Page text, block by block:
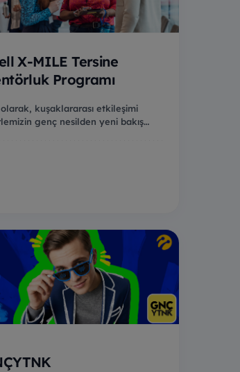
X-MILE Tersine
Programı
kuşaklararası etkileşimi
genç nesilden yeni bakış